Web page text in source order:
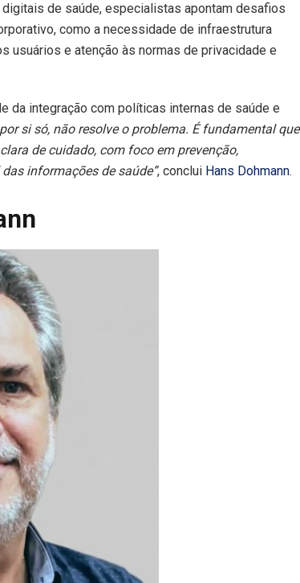
de saúde, especialistas apontam desafios
como a necessidade de infraestrutura
usuários e atenção às normas de privacidade e
da integração com políticas internas de saúde e
si só, não resolve o problema. É fundamental que
de cuidado, com foco em prevenção,
informações de saúde”, conclui Hans Dohmann.